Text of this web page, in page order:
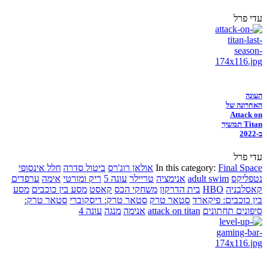
עדי פרל
העונה
האחרונה של
Attack on
Titan תמשיך
ב-2022
עדי פרל
In this category: Final Space אולאן רוג'רס ביטול סדרה חלל אינסופי
נטפליקס adult swim אנימציה טריילר עונה 5 ריק ומורטי אימה ערפדים
קאסלבניה HBO בית הדרקון משחקי הכס קאסט מסע בין כוכבים מסע
בין כוכבים: פיקארד סטאר טרק סטאר טרק: דיסקוברי סטאר טרק:
סיפונים תחתונים attack on titan אנימה מנגה עונה 4